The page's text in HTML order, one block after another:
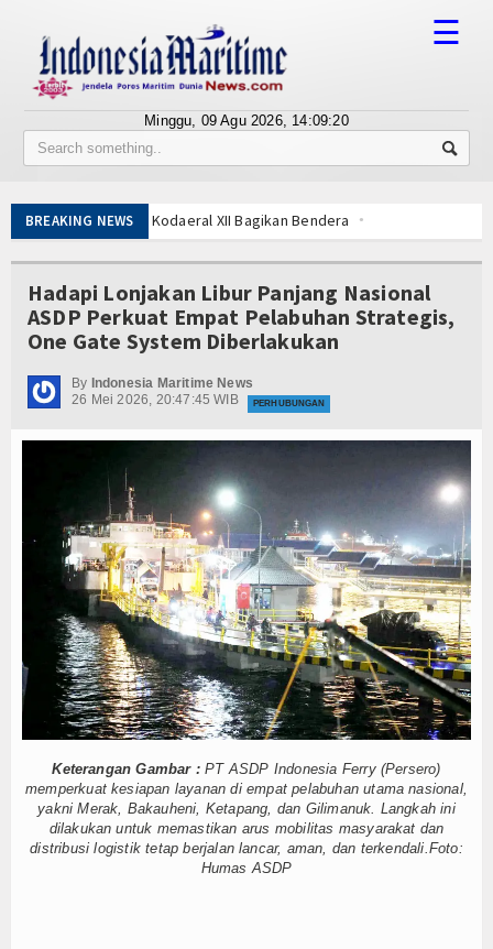
Tentang Kami
Berita
BUMN
Editorial
Hukum
Internasional
Kelautan dan Perikanan
Kesehatan
Logistik
Maritim
☰
Minggu, 09 Agu 2026, 14:09:20
BREAKING NEWS
Kodaeral XII Bagikan Bendera
3T di Jawa Timur
KRI Golok-688
KRI Kerambit-627
Baja Pertama
Kodaeral XII Bagikan Bendera
hingga Kawal Jenazah
3T di Jawa Timur
KRI Golok-688
KRI Kerambit-627
Baja Pertama
Mekanisme Berlapis
Banget!
hingga Kawal Jenazah
3T di Jawa Timur
KRI Golok-688
Hadapi Lonjakan Libur Panjang Nasional
ASDP Perkuat Empat Pelabuhan Strategis,
One Gate System Diberlakukan
By Indonesia Maritime News
26 Mei 2026, 20:47:45 WIB
PERHUBUNGAN
Keterangan Gambar : PT ASDP Indonesia Ferry (Persero)
memperkuat kesiapan layanan di empat pelabuhan utama nasional,
yakni Merak, Bakauheni, Ketapang, dan Gilimanuk. Langkah ini
dilakukan untuk memastikan arus mobilitas masyarakat dan
distribusi logistik tetap berjalan lancar, aman, dan terkendali.Foto:
Humas ASDP